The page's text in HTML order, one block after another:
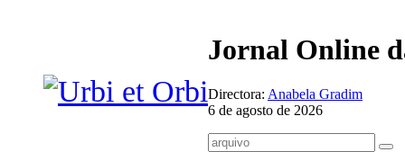
Jornal Online
Directora: Anabela Gradim
6 de agosto de 2026